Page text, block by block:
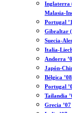
Inglaterra
Malasia-
Portugal
Gibraltar
Suecia-
Italia-
Andorra
Japón-
Bélgica ’08
Portugal
Tailandia
Grecia ’07